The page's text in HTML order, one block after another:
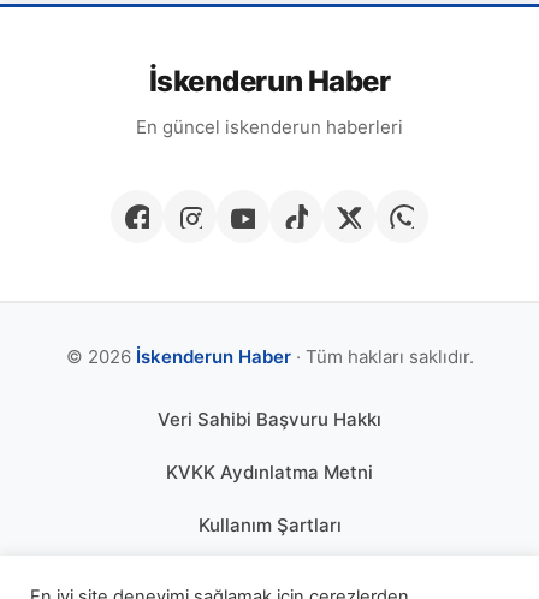
İskenderun Haber
En güncel iskenderun haberleri
© 2026 İskenderun Haber· Tüm hakları saklıdır.
Veri Sahibi Başvuru Hakkı
KVKK Aydınlatma Metni
Kullanım Şartları